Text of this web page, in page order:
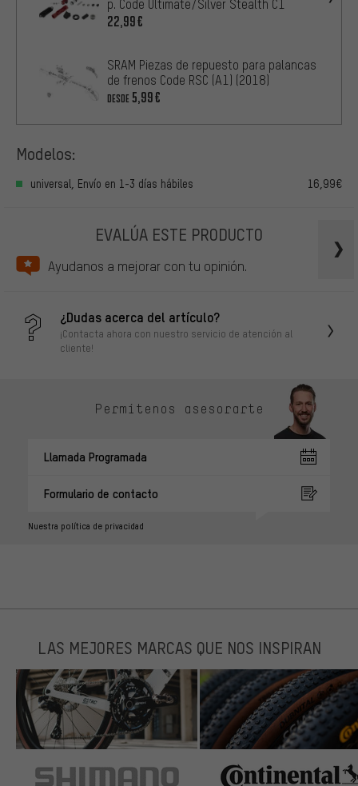
p. Code Ultimate/Silver Stealth C1
22,99€
SRAM Piezas de repuesto para palancas
de frenos Code RSC (A1) (2018)
DESDE 5,99€
Modelos:
universal, Envío en 1-3 días hábiles 16,99€
EVALÚA ESTE PRODUCTO
Ayudanos a mejorar con tu opinión.
¿Dudas acerca del artículo?
¡Contacta ahora con nuestro servicio de atención al
cliente!
Permítenos asesorarte
Llamada Programada
Formulario de contacto
Nuestra política de privacidad
LAS MEJORES MARCAS QUE NOS INSPIRAN